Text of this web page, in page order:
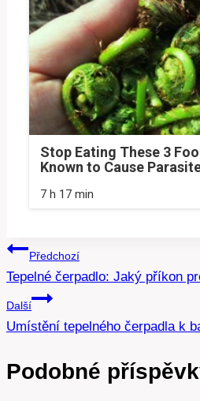
Stop Eating These 3
Known to Cause
7 h 17 min
Navigace
pro
příspěvek
Předchozí
Tepelné čerpadlo: Jaký příkon
Další
Umístění tepelného čerpadla k
Podobné